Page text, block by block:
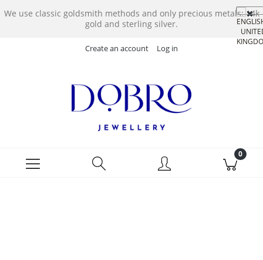
We use classic goldsmith methods and only precious metals: 14k
gold and sterling silver.
Create an account Log in